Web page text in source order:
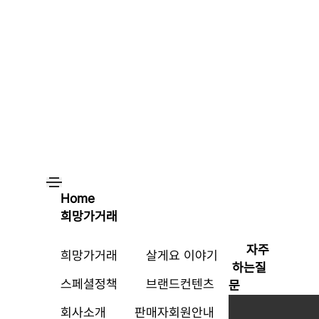
Home
희망가거래
희망가거래
살게요 이야기
스페셜정책
브랜드컨텐츠
회사소개
판매자회원안내
자주
하는질
문